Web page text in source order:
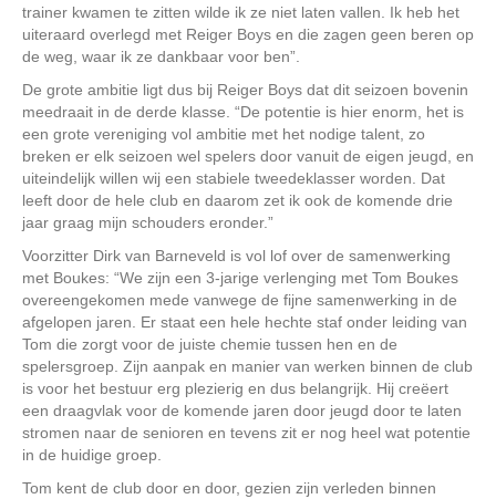
trainer kwamen te zitten wilde ik ze niet laten vallen. Ik heb het
uiteraard overlegd met Reiger Boys en die zagen geen beren op
de weg, waar ik ze dankbaar voor ben”.
De grote ambitie ligt dus bij Reiger Boys dat dit seizoen bovenin
meedraait in de derde klasse. “De potentie is hier enorm, het is
een grote vereniging vol ambitie met het nodige talent, zo
breken er elk seizoen wel spelers door vanuit de eigen jeugd, en
uiteindelijk willen wij een stabiele tweedeklasser worden. Dat
leeft door de hele club en daarom zet ik ook de komende drie
jaar graag mijn schouders eronder.”
Voorzitter Dirk van Barneveld is vol lof over de samenwerking
met Boukes: “We zijn een 3-jarige verlenging met Tom Boukes
overeengekomen mede vanwege de fijne samenwerking in de
afgelopen jaren. Er staat een hele hechte staf onder leiding van
Tom die zorgt voor de juiste chemie tussen hen en de
spelersgroep. Zijn aanpak en manier van werken binnen de club
is voor het bestuur erg plezierig en dus belangrijk. Hij creëert
een draagvlak voor de komende jaren door jeugd door te laten
stromen naar de senioren en tevens zit er nog heel wat potentie
in de huidige groep.
Tom kent de club door en door, gezien zijn verleden binnen